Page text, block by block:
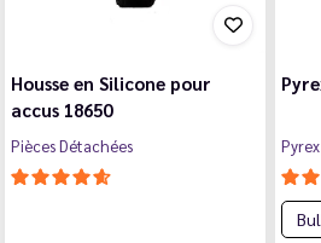
Housse en Silicone pour
accus 18650
Pièces Détachées Pyrex